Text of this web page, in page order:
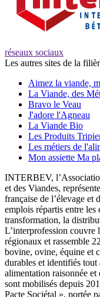
réseaux sociaux
Les autres sites de la
Aimez la viande,
La Viande, des
Bravo le Veau
J'adore l'Agneau
La Viande Bio
Les Produits
Les métiers de
Mon assiette Ma
INTERBEV,
et des Viandes,
française de l’élevage et
emplois répartis entre les
transformation, la
L’interprofession couvre
régionaux et rassemble
bovine, ovine, équine et
durables et identifiés
alimentation raisonnée
sont mobilisés depuis
Pacte Sociétal », portée